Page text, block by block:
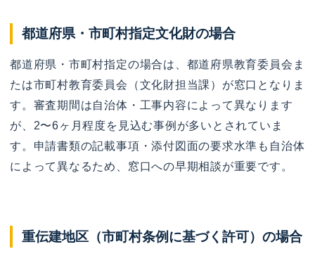
都道府県・市町村指定文化財の場合
都道府県・市町村指定の場合は、都道府県教育委員会ま
たは市町村教育委員会（文化財担当課）が窓口となりま
す。審査期間は自治体・工事内容によって異なります
が、2〜6ヶ月程度を見込む事例が多いとされていま
す。申請書類の記載事項・添付図面の要求水準も自治体
によって異なるため、窓口への早期相談が重要です。
重伝建地区（市町村条例に基づく許可）の場合